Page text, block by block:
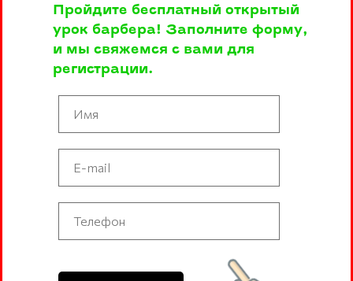
Пройдите бесплатный открытый
урок барбера! Заполните форму,
и мы свяжемся с вами для
регистрации.